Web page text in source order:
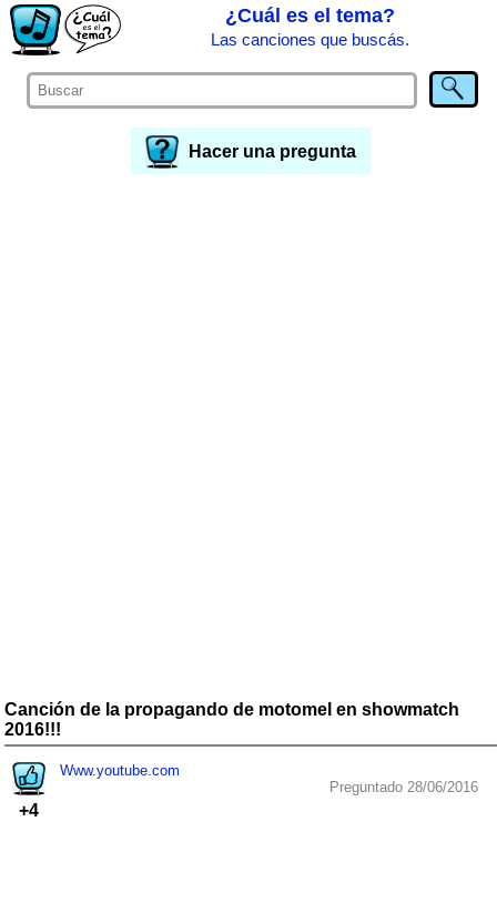
¿Cuál es el tema?
Las canciones que buscás.
Hacer una pregunta
Canción de la propagando de motomel en showmatch
2016!!!
+4
Www.youtube.com
Preguntado 28/06/2016